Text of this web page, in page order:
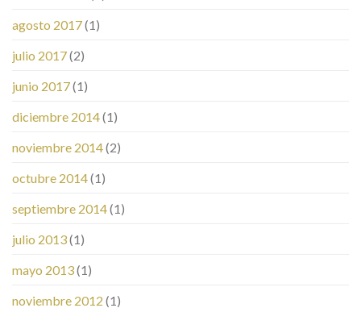
agosto 2017(1)
julio 2017(2)
junio 2017(1)
diciembre 2014(1)
noviembre 2014(2)
octubre 2014(1)
septiembre 2014(1)
julio 2013(1)
mayo 2013(1)
noviembre 2012 (1)